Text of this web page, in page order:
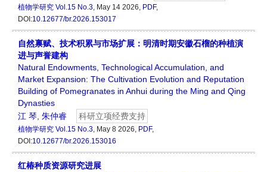
植物学研究 Vol.15 No.3, May 14 2026, PDF,
DOI:10.12677/br.2026.153017
自然禀赋、技术积累与市场扩展：明清时期安徽石榴的种植演
进与声誉建构
Natural Endowments, Technological Accumulation, and
Market Expansion: The Cultivation Evolution and Reputation
Building of Pomegranates in Anhui during the Ming and Qing
Dynasties
江 琴 朱仲睿 科研立项经费支持
植物学研究 Vol.15 No.3, May 8 2026, PDF,
DOI:10.12677/br.2026.153016
红椿种质资源研究进展